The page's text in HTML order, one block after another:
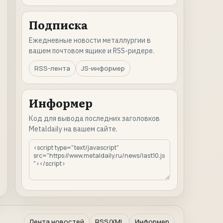
Подписка
Ежедневные новости металлургии в
вашем почтовом ящике и RSS-ридере.
RSS-лента
JS-информер
Информер
Код для вывода последних заголовков
Metaldaily на вашем сайте.